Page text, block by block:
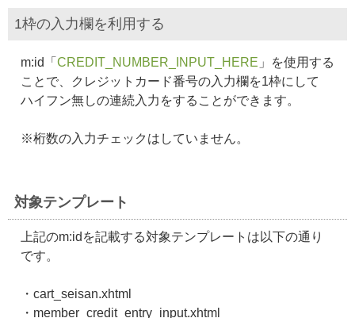
1枠の入力欄を利用する
m:id「 CREDIT_NUMBER_INPUT_HERE 」を使用する
ことで、クレジットカード番号の入力欄を1枠にして
ハイフン無しの連続入力をすることができます。
※桁数の入力チェックはしていません。
対象テンプレート
上記のm:idを記載する対象テンプレートは以下の通り
です。
・cart_seisan.xhtml
・member_credit_entry_input.xhtml